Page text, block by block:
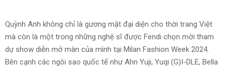
Quỳnh Anh không chỉ là gương mặt đại diện cho thời trang Việt
mà còn là một trong những nghệ sĩ được Fendi chọn mời tham
dự show diễn mở màn của mình tại Milan Fashion Week 2024.
Bên cạnh các ngôi sao quốc tế như Ahn Yuji, Yuqi (G)I-DLE, Bella